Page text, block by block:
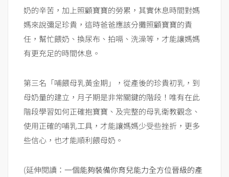
奶的辛苦，加上照顧寶寶的勞累，其實休息時間對媽
媽來說彌足珍貴，這時爸爸應該分攤照顧寶寶的責
任，幫忙餵奶、換尿布、拍嗝、洗澡等，才能讓媽媽
有更充足的時間休息。
第三名「哺餵母乳黃金期」，從產後的珍貴初乳，到
母奶量的建立，月子期是非常關鍵的階段！唯有在此
階段學習如何正確抱寶寶、及完整的母乳衛教觀念、
使用正確的哺乳工具，才能讓媽媽少受些挫折，更多
些信心，也才能順利餵母奶。
(延伸閱讀： 一個能夠裝備你育兒能力全方位晉級的產